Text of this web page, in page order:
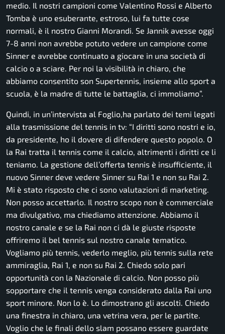
medio. Il nostri campioni come Valentino Rossi e Alberto
Tomba è uno esuberante, estroso, lui fa tutte cose
normali, è il nostro Gianni Morandi. Se Jannik avesse oggi
7-8 anni non avrebbe potuto vedere un campione come
Sinner e avrebbe continuato a giocare in una società di
calcio o a sciare. Per noi la visibilità in chiaro, che
abbiamo consentito son Supertennis, insieme allo sport a
scuola, è la madre di tutte le battaglia, ci immoliamo”.
Quindi, in un’intervista al Foglio,ha parlato dei temi legati
alla trasmissione del tennis in tv: “I diritti sono nostri e io,
da presidente, ho il dovere di difendere questo popolo. O
la Rai tratta il tennis come il calcio, altrimenti i diritti ce li
teniamo. La gestione dell’offerta tennis è insufficiente, il
nuovo Sinner deve vedere Sinner su Rai 1 e non su Rai 2.
Mi è stato risposto che ci sono valutazioni di marketing.
Non posso accettarlo. Il nostro scopo non è commerciale
ma divulgativo, ma chiediamo attenzione. Abbiamo il
nostro canale e se la Rai non ci dà le giuste risposte
offriremo il bel tennis sul nostro canale tematico.
Vogliamo più tennis, vederlo meglio, più tennis sulla rete
ammiraglia, Rai 1, e non su Rai 2. Chiedo solo pari
opportunità con la Nazionale di calcio. Non posso più
sopportare che il tennis venga considerato dalla Rai uno
sport minore. Non lo è. Lo dimostrano gli ascolti. Chiedo
una finestra in chiaro, una vetrina vera, per le partite.
Voglio che le finali dello slam possano essere guardate